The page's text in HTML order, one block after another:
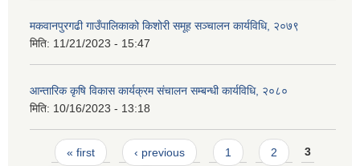
मकवानपुरगढी गाउँपालिकाको किशोरी समूह सञ्‍चालन कार्यविधि, २०७९
मिति: 11/21/2023 - 15:47
आन्तारिक कृषि विकास कार्यक्रम संचालन सम्बन्धी कार्यविधि, २०८०
मिति: 10/16/2023 - 13:18
Pages
« first ‹ previous 1 2 3